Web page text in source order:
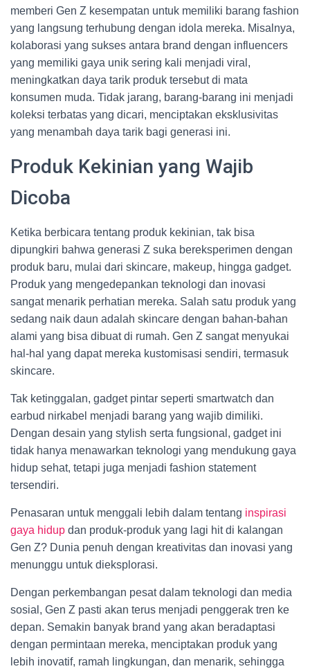
memberi Gen Z kesempatan untuk memiliki barang fashion
yang langsung terhubung dengan idola mereka. Misalnya,
kolaborasi yang sukses antara brand dengan influencers
yang memiliki gaya unik sering kali menjadi viral,
meningkatkan daya tarik produk tersebut di mata
konsumen muda. Tidak jarang, barang-barang ini menjadi
koleksi terbatas yang dicari, menciptakan eksklusivitas
yang menambah daya tarik bagi generasi ini.
Produk Kekinian yang Wajib
Dicoba
Ketika berbicara tentang produk kekinian, tak bisa
dipungkiri bahwa generasi Z suka bereksperimen dengan
produk baru, mulai dari skincare, makeup, hingga gadget.
Produk yang mengedepankan teknologi dan inovasi
sangat menarik perhatian mereka. Salah satu produk yang
sedang naik daun adalah skincare dengan bahan-bahan
alami yang bisa dibuat di rumah. Gen Z sangat menyukai
hal-hal yang dapat mereka kustomisasi sendiri, termasuk
skincare.
Tak ketinggalan, gadget pintar seperti smartwatch dan
earbud nirkabel menjadi barang yang wajib dimiliki.
Dengan desain yang stylish serta fungsional, gadget ini
tidak hanya menawarkan teknologi yang mendukung gaya
hidup sehat, tetapi juga menjadi fashion statement
tersendiri.
Penasaran untuk menggali lebih dalam tentang inspirasi
gaya hidup dan produk-produk yang lagi hit di kalangan
Gen Z? Dunia penuh dengan kreativitas dan inovasi yang
menunggu untuk dieksplorasi.
Dengan perkembangan pesat dalam teknologi dan media
sosial, Gen Z pasti akan terus menjadi penggerak tren ke
depan. Semakin banyak brand yang akan beradaptasi
dengan permintaan mereka, menciptakan produk yang
lebih inovatif, ramah lingkungan, dan menarik, sehingga